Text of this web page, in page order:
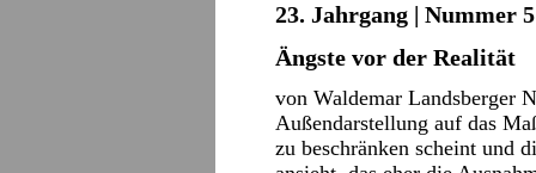
23. Jahrgang | Nummer
Ängste vor der Realität
von Waldemar Landsberger
Außendarstellung auf das
zu beschränken scheint und